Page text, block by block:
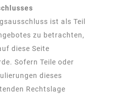
ist als Teil
zu betrachten,
diese Seite
Sofern Teile oder
dieses
Rechtslage